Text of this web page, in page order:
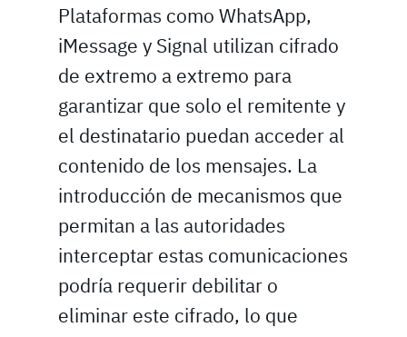
Plataformas como WhatsApp,
iMessage y Signal utilizan cifrado
de extremo a extremo para
garantizar que solo el remitente y
el destinatario puedan acceder al
contenido de los mensajes. La
introducción de mecanismos que
permitan a las autoridades
interceptar estas comunicaciones
podría requerir debilitar o
eliminar este cifrado, lo que